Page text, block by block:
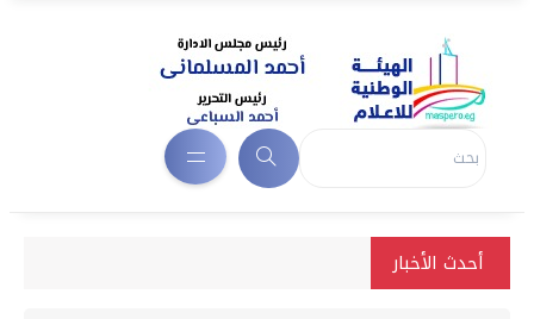
أحدث الأخبار